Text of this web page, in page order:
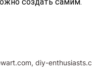
diy-enthusiasts.c